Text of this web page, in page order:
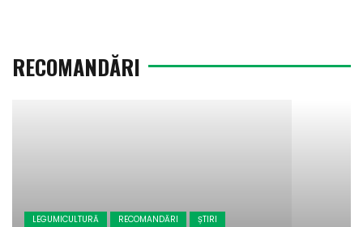
RECOMANDĂRI
LEGUMICULTURĂ RECOMANDĂRI ȘTIRI